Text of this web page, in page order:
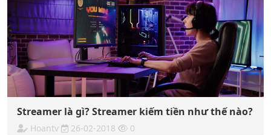
Streamer là gì? Streamer kiếm tiền như thế nào?
Hoantv 26-02-2018 0